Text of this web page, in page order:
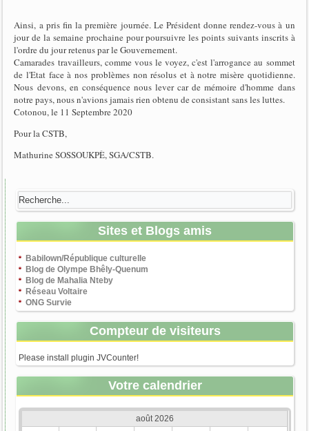
Ainsi, a pris fin la première journée. Le Président donne rendez-vous à un
jour de la semaine prochaine pour poursuivre les points suivants inscrits à
l'ordre du jour retenus par le Gouvernement.
Camarades travailleurs, comme vous le voyez, c'est l'arrogance au sommet
de l'Etat face à nos problèmes non résolus et à notre misère quotidienne.
Nous devons, en conséquence nous lever car de mémoire d'homme dans
notre pays, nous n'avions jamais rien obtenu de consistant sans les luttes.
Cotonou, le 11 Septembre 2020
Pour la CSTB,
Mathurine SOSSOUKPÈ, SGA/CSTB.
Sites et Blogs amis
Babilown/République culturelle
Blog de Olympe Bhêly-Quenum
Blog de Mahalia Nteby
Réseau Voltaire
ONG Survie
Compteur de visiteurs
Please install plugin JVCounter!
Votre calendrier
août 2026